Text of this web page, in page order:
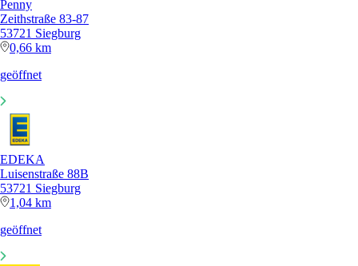
Penny
Zeithstraße 83-87
53721 Siegburg
0,66 km
geöffnet
EDEKA
Luisenstraße 88B
53721 Siegburg
1,04 km
geöffnet